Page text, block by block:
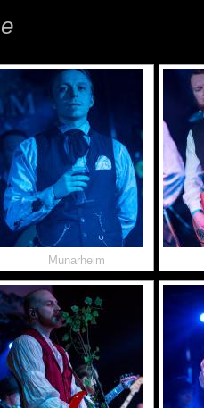
Munarheim